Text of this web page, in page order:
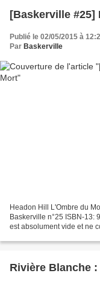
[Baskerville #25]
Publié le 02/05/2015 à
Par Baskerville
Headon Hill L'Ombre du
Baskerville n°25 ISBN-13:
est absolument vide et ne
Rivière Blanche